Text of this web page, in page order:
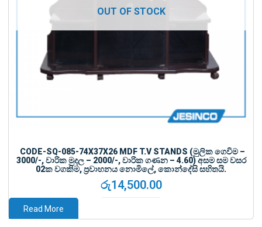
CODE-SQ-085-74X37X26 MDF T.V STANDS (මුලික ගෙවිම –
3000/-, වාරික මුදල – 2000/-, වාරික ගණන – 4.60) අසම සම වසර
02ක වගකිම, ප්‍රවාහනය නොමිලේ, කොන්දේසි සහිතයි.
රු14,500.00
Read More